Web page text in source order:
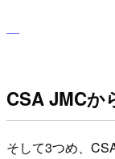
CSA JMCか
そして3つめ、